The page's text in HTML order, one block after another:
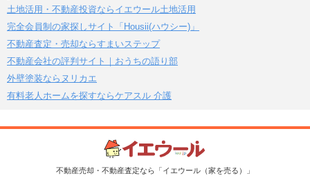
土地活用・不動産投資ならイエウール土地活用
完全会員制の家探しサイト「Housii(ハウシー)」
不動産査定・売却ならすまいステップ
不動産会社の評判サイト｜おうちの語り部
外壁塗装ならヌリカエ
有料老人ホームを探すならケアスル 介護
不動産売却・不動産査定なら「イエウール（家を売る）」